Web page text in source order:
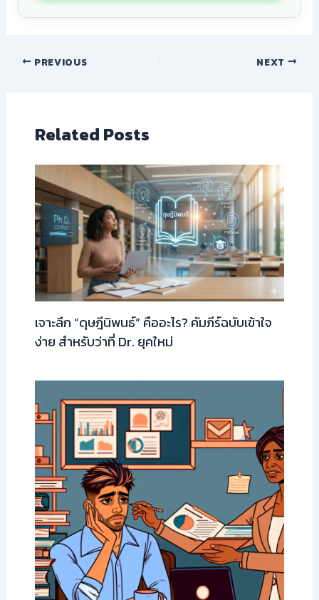
PREVIOUS NEXT
Related Posts
เจาะลึก “ดุษฎีนิพนธ์” คืออะไร? คัมภีร์ฉบับเข้าใจ
ง่าย สำหรับว่าที่ Dr. ยุคใหม่